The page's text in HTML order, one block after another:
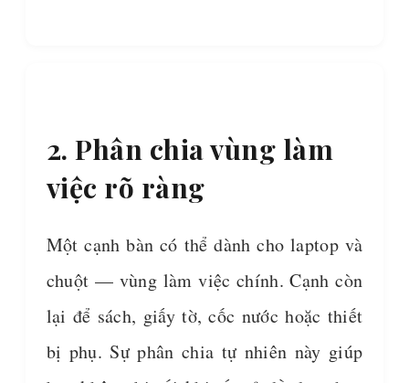
2. Phân chia vùng làm
việc rõ ràng
Một cạnh bàn có thể dành cho laptop và
chuột — vùng làm việc chính. Cạnh còn
lại để sách, giấy tờ, cốc nước hoặc thiết
bị phụ. Sự phân chia tự nhiên này giúp